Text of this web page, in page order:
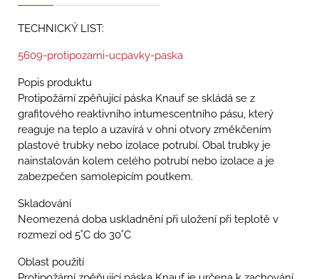
TECHNICKÝ LIST:
5609-protipozarni-ucpavky-paska
Popis produktu
Protipožární zpěňující páska Knauf se skládá se z
grafitového reaktivního intumescentního pásu, který
reaguje na teplo a uzavírá v ohni otvory změkčením
plastové trubky nebo izolace potrubí. Obal trubky je
nainstalován kolem celého potrubí nebo izolace a je
zabezpečen samolepicím poutkem.
Skladování
Neomezená doba uskladnění při uložení při teplotě v
rozmezí od 5˚C do 30˚C
Oblast použití